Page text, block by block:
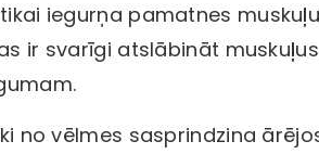
iegurņa pamatnes
ir svarīgi atslābināt
no vēlmes sasprindzina